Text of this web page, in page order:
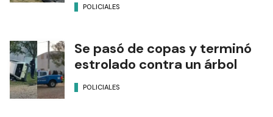
POLICIALES
Se pasó de copas y terminó
estrolado contra un árbol
POLICIALES